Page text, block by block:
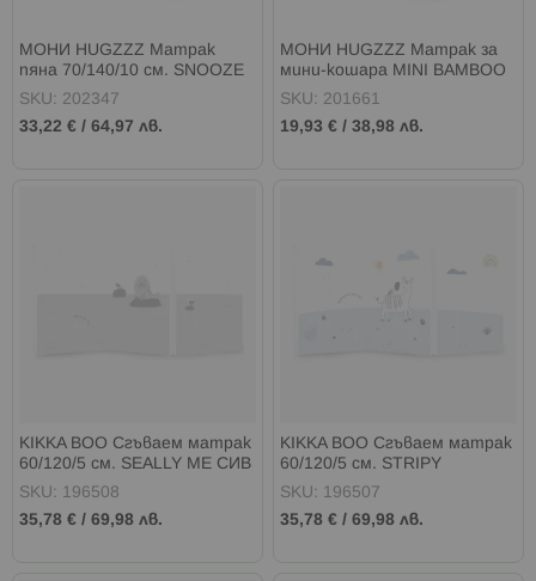
МОНИ HUGZZZ Матрак
пяна 70/140/10 см. SNOOZE
MAXI
SKU: 202347
33,22 € / 64,97 лв.
МОНИ HUGZZZ Матрак за
мини-кошара MINI BAMBOO
SKU: 201661
19,93 € /38,98 лв.
KIKKA BOO Сгъваем матрак
60/120/5 см. SEALLY ME СИВ
SKU: 196508
35,78 € / 69,98 лв.
KIKKA BOO Сгъваем матрак
60/120/5 см. STRIPY
FRIENDS СИН
SKU: 196507
35,78 € /69,98 лв.